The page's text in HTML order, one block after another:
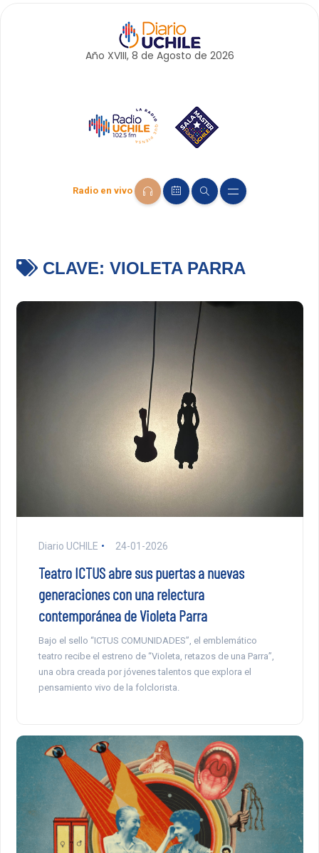
Año XVIII, 8 de Agosto de 2026
Radio en vivo
CLAVE: VIOLETA PARRA
Diario UCHILE 24-01-2026
Teatro ICTUS abre sus puertas a nuevas
generaciones con una relectura
contemporánea de Violeta Parra
Bajo el sello “ICTUS COMUNIDADES”, el emblemático
teatro recibe el estreno de “Violeta, retazos de una Parra”,
una obra creada por jóvenes talentos que explora el
pensamiento vivo de la folclorista.